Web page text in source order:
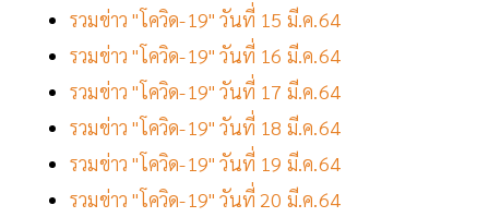
รวมข่าว "โควิด-19" วันที่ 15 มี.ค.64
รวมข่าว "โควิด-19" วันที่ 16 มี.ค.64
รวมข่าว "โควิด-19" วันที่ 17 มี.ค.64
รวมข่าว "โควิด-19" วันที่ 18 มี.ค.64
รวมข่าว "โควิด-19" วันที่ 19 มี.ค.64
รวมข่าว "โควิด-19" วันที่ 20 มี.ค.64